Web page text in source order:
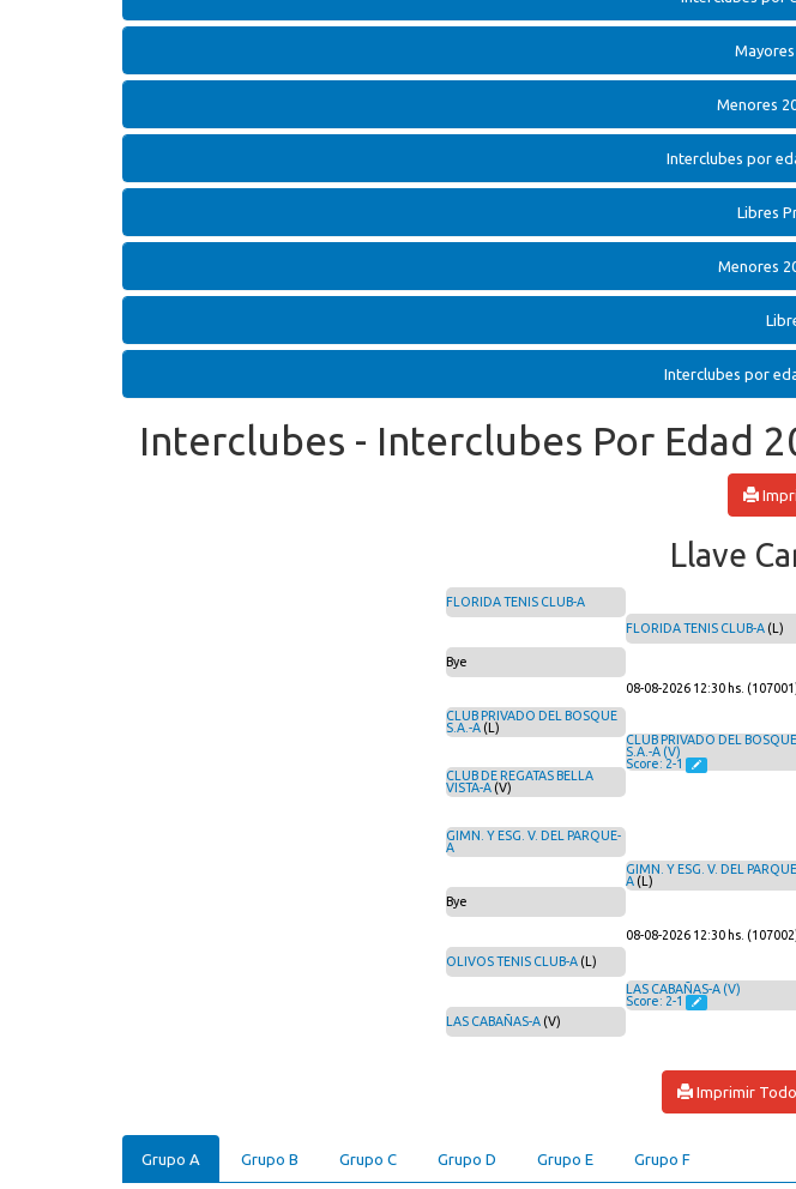
Menores
Interclubes por
Libres
Menores
Interclubes por
Interclubes - Interclubes Por Edad
Llave
FLORIDA TENIS CLUB-A
Bye
CLUB PRIVADO DEL BOSQUE
S.A.-A (L)
CLUB DE REGATAS BELLA
VISTA-A (V)
GIMN. Y ESG. V. DEL PARQUE-
A
Bye
OLIVOS TENIS CLUB-A (L)
LAS CABAÑAS-A (V)
FLORIDA TENIS CLUB-A (L)
08-08-2026 12:30 hs.
CLUB PRIVADO DEL BOSQUE
S.A.-A (V)
Score: 2-1
GIMN. Y ESG. V. DEL
A (L)
08-08-2026 12:30 hs.
LAS CABAÑAS-A (V)
Score: 2-1
Imprimir
Grupo A Grupo B Grupo C Grupo D Grupo E Grupo F